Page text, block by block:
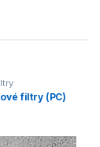
filtry (PC)